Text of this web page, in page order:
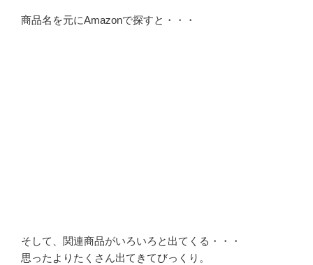
商品名を元にAmazonで探すと・・・
そして、関連商品がいろいろと出てくる・・・
思ったよりたくさん出てきてびっくり。